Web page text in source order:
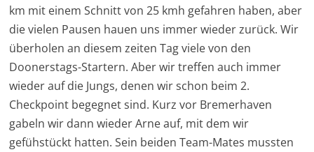
km mit einem Schnitt von 25 kmh gefahren haben, aber
die vielen Pausen hauen uns immer wieder zurück. Wir
überholen an diesem zeiten Tag viele von den
Doonerstags-Startern. Aber wir treffen auch immer
wieder auf die Jungs, denen wir schon beim 2.
Checkpoint begegnet sind. Kurz vor Bremerhaven
gabeln wir dann wieder Arne auf, mit dem wir
gefühstückt hatten. Sein beiden Team-Mates mussten